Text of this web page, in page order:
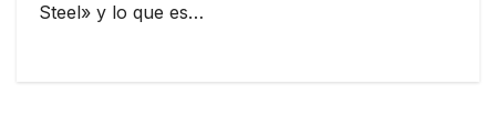
Steel» y lo que es…